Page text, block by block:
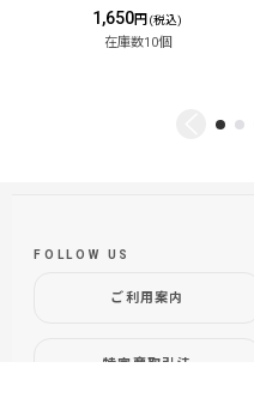
1,650円 (税込)
在庫数10個
ご利用案内
特定商取引法
FOLLOW US